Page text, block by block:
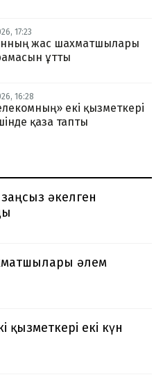
17:23
жас шахматшылары
ұтты
16:28
екі қызметкері
қаза тапты
әкелген
әлем
қызметкері екі күн